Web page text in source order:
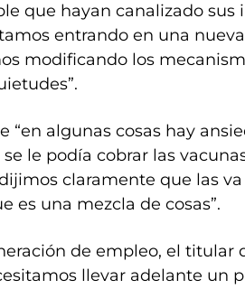
que hayan canalizado
entrando en una
modificando los
“en algunas cosas hay
le podía cobrar las
claramente que las
es una mezcla de cosas”.
de empleo, el titular
llevar adelante un